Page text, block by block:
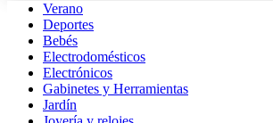
Verano
Deportes
Bebés
Electrodomésticos
Electrónicos
Gabinetes y Herramientas
Jardín